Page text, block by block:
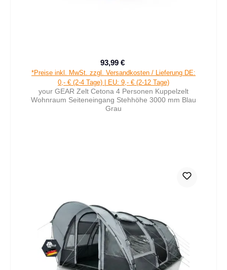
Verkaufspreis:
93,99 €
*Preise inkl. MwSt. zzgl. Versandkosten / Lieferung DE:
0,- € (2-4 Tage) | EU: 9,- € (2-12 Tage)
your GEAR Zelt Cetona 4 Personen Kuppelzelt
Wohnraum Seiteneingang Stehhöhe 3000 mm Blau
Grau